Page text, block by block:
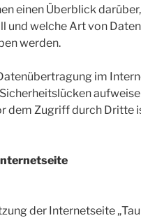
einen Überblick
und welche Art von
werden.
im
dem Zugriff durch Dritte
der Internetseite